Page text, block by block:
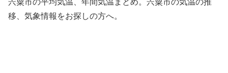
宍粟市の平均気温、年間気温まとめ。宍粟市の気温の推
移、気象情報をお探しの方へ。